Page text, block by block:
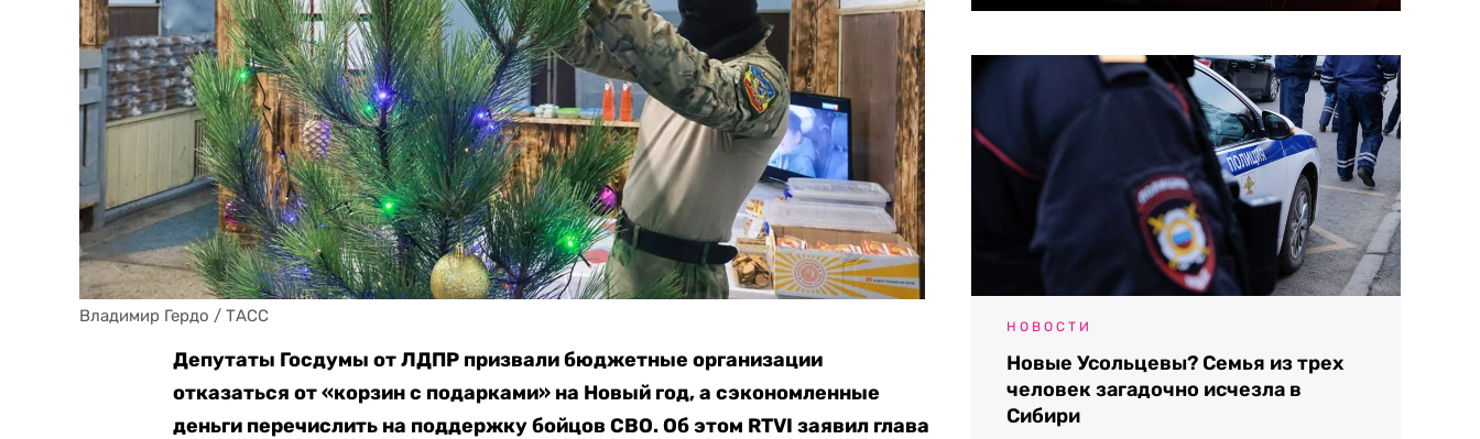
Владимир Гердо / ТАСС
Депутаты Госдумы от ЛДПР призвали бюджетные организации
отказаться от «корзин с подарками» на Новый год, а сэкономленные
деньги перечислить на поддержку бойцов СВО. Об этом RTVI заявил глава
НОВОСТИ
Новые Усольцевы? Семья из трех
человек загадочно исчезла в
Сибири